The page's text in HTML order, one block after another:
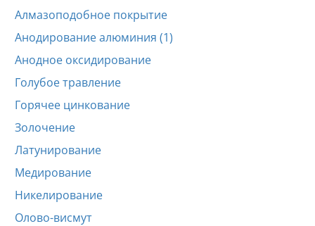
Алмазоподобное покрытие
Анодирование алюминия (1)
Анодное оксидирование
Голубое травление
Горячее цинкование
Золочение
Латунирование
Медирование
Никелирование
Олово-висмут